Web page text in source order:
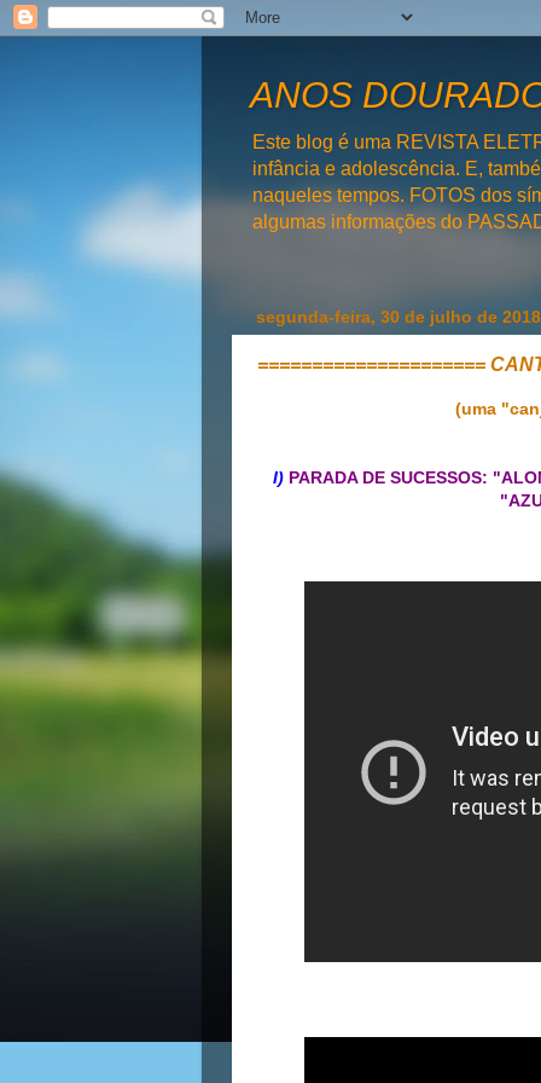
ANOS
Este blog é uma REVISTA
infância e adolescência. E,
naqueles tempos. FOTOS dos
algumas informações do
segunda-feira, 30 de julho de 2018
=====================
(uma
I) PARADA DE SUCESSOS: